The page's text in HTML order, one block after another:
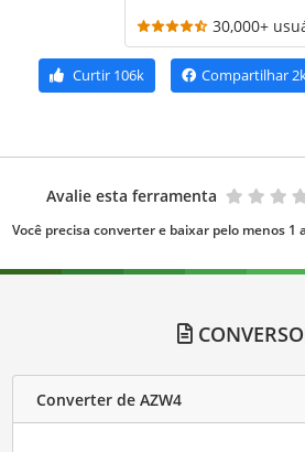
30,000+
Curtir 106k Compartilhar
Avalie esta ferramenta
Você precisa converter e baixar pelo menos 1
Converter de AZW4